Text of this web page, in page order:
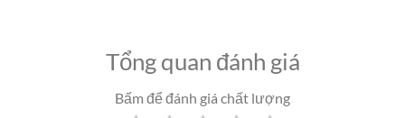
Tổng quan đánh giá
Bấm để đánh giá chất lượng